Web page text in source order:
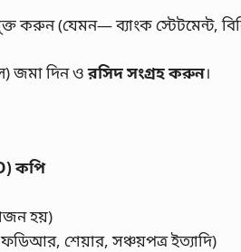
(যেমন— ব্যাংক স্টেটমেন্ট,
জমা দিন ওরসিদ সংগ্রহ করুন।
কপি
হয়)
শেয়ার, সঞ্চয়পত্র ইত্যাদি)